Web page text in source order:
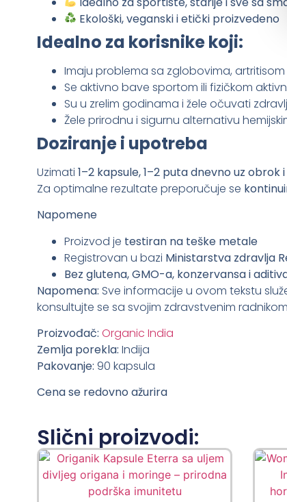
Ekološki, veganski i etički proizvedeno
Idealno za korisnike koji:
Imaju problema sa zglobovima,
Se aktivno bave sportom ili fizičkom
Su u zrelim godinama i žele očuvati
Žele prirodnu i sigurnu alternativu
Doziranje i upotreba
Uzimati 1–2 kapsule, 1–2 puta dnevno uz obrok
Za optimalne rezultate preporučuje se
Napomene
Proizvod je testiran na teške metale
Registrovan u bazi Ministarstva zdravlja
Bez glutena, GMO-a, konzervansa i
Napomena: Sve informacije u ovom tekstu
konsultujte se sa svojim zdravstvenim
Proizvođač: Organic India
Zemlja porekla: Indija
Pakovanje: 90 kapsula
Cena se redovno ažurira
Slični proizvodi: